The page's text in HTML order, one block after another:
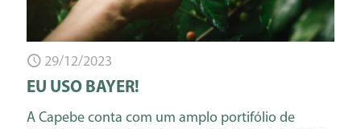
29/12/2023
EU USO BAYER!
A Capebe conta com um amplo portifólio de